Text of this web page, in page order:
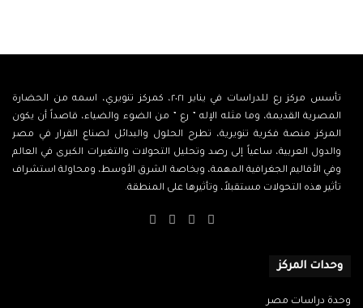
تأسس مركز رع للدراسات في يناير ٢٠٢١، كمركز تنويري، اسمه من الحضارة
المصرية القديمة، وما مثله الإله ” رع ” من الضوء والضياء، قاصداً أن يكون
المركز منصة فكرية تنويرية، تطرح الحلول والبدائل لصناع القرار في مصر
والدول العربية، ساعياً إلى رصد وتحليل التحولات والتغيرات الكبرى في العالم
وفي الأقاليم الجغرافية المهمة، وبخاصة الشرق الأوسط، ومحاولة استشراف
تأثير هذه التحولات مستقبلاً، وتأثيرها على المنطقة.
فيسبوك
‫X
‫YouTube
وحدات المركز
وحدة دراسات مصر